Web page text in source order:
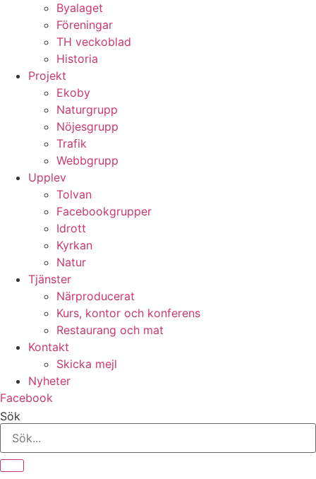
Byalaget
Föreningar
TH veckoblad
Historia
Projekt
Ekoby
Naturgrupp
Nöjesgrupp
Trafik
Webbgrupp
Upplev
Tolvan
Facebookgrupper
Idrott
Kyrkan
Natur
Tjänster
Närproducerat
Kurs, kontor och konferens
Restaurang och mat
Kontakt
Skicka mejl
Nyheter
Facebook
Sök